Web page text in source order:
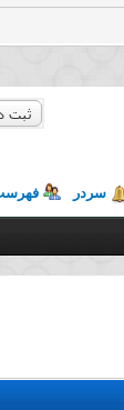
ثبت
سردر